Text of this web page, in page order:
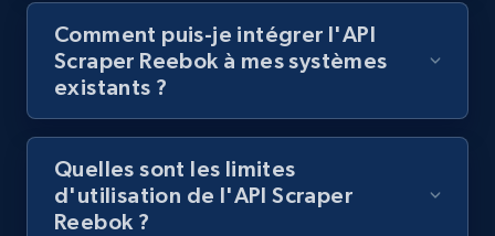
Lazada - Products - Discover products by
keyword
URL, Title, Rating, Reviews, Initial price, Final
price, Currency, Stock, and more.
991+ 164+
Comment puis-je intégrer l'API
Scraper Reebok à mes systèmes
existants ?
Quelles sont les limites
d'utilisation de l'API Scraper
Reebok ?